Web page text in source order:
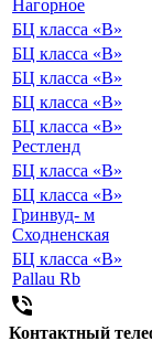
Нагорное
БЦ класса «B»
БЦ класса «B»
БЦ класса «B»
БЦ класса «B»
БЦ класса «B»
Рестленд
БЦ класса «B»
БЦ класса «B»
Гринвуд- м
Сходненская
БЦ класса «B»
Pallau Rb

Контактный